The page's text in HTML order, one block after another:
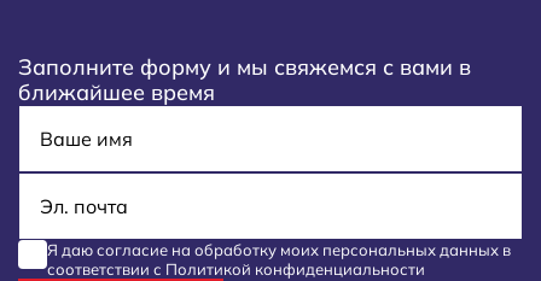
Заполните форму и мы свяжемся с вами в
ближайшее время
Я даю согласие на обработку моих персональных данных в
соответствии с Политикой конфиденциальности